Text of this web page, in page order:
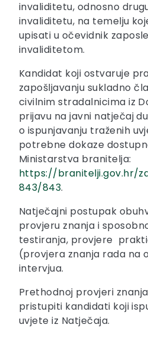
invaliditetu, odnosno
invaliditetu, na temelju
upisati u očevidnik
invaliditetom.
Kandidat koji ostvaruje
zapošljavanju sukladno
civilnim stradalnicima iz
prijavu na javni natječaj
o ispunjavanju traženih
potrebne dokaze
Ministarstva branitelja:
https://branitelji.gov.hr/
843/843.
Natječajni postupak
provjeru znanja i
testiranja, provjere
(provjera znanja rada na
intervjua.
Prethodnoj provjeri
pristupiti kandidati koji
uvjete iz Natječaja.